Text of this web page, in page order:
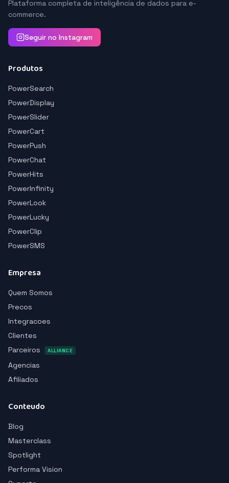
Plataforma completa de inteligência de dados para e-
commerce.
Seguir no Instagram
Produtos
PowerSearch
PowerDisplay
PowerSlider
PowerCart
PowerPush
PowerChat
PowerHits
PowerInfinity
PowerLook
PowerLucky
PowerClip
PowerSMS
Empresa
Quem Somos
Precos
Integracoes
Clientes
Parceiros
ALLIANCE
Agencias
Afiliados
Conteudo
Blog
Masterclass
Spotlight
Performa Vision